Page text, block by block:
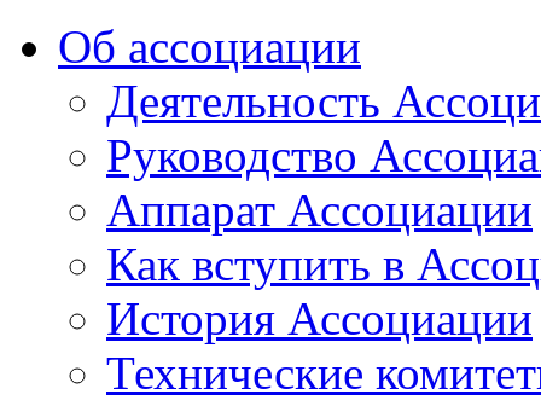
Об ассоциации
Деятельность
Руководство
Аппарат Ассоциации
Как вступить в
История Ассоциации
Технические